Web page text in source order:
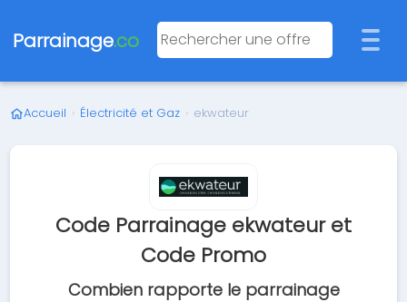
Parrainage.co
Accueil › Électricité et Gaz › ekwateur
Code Parrainage ekwateur et
Code Promo
Combien rapporte le parrainage